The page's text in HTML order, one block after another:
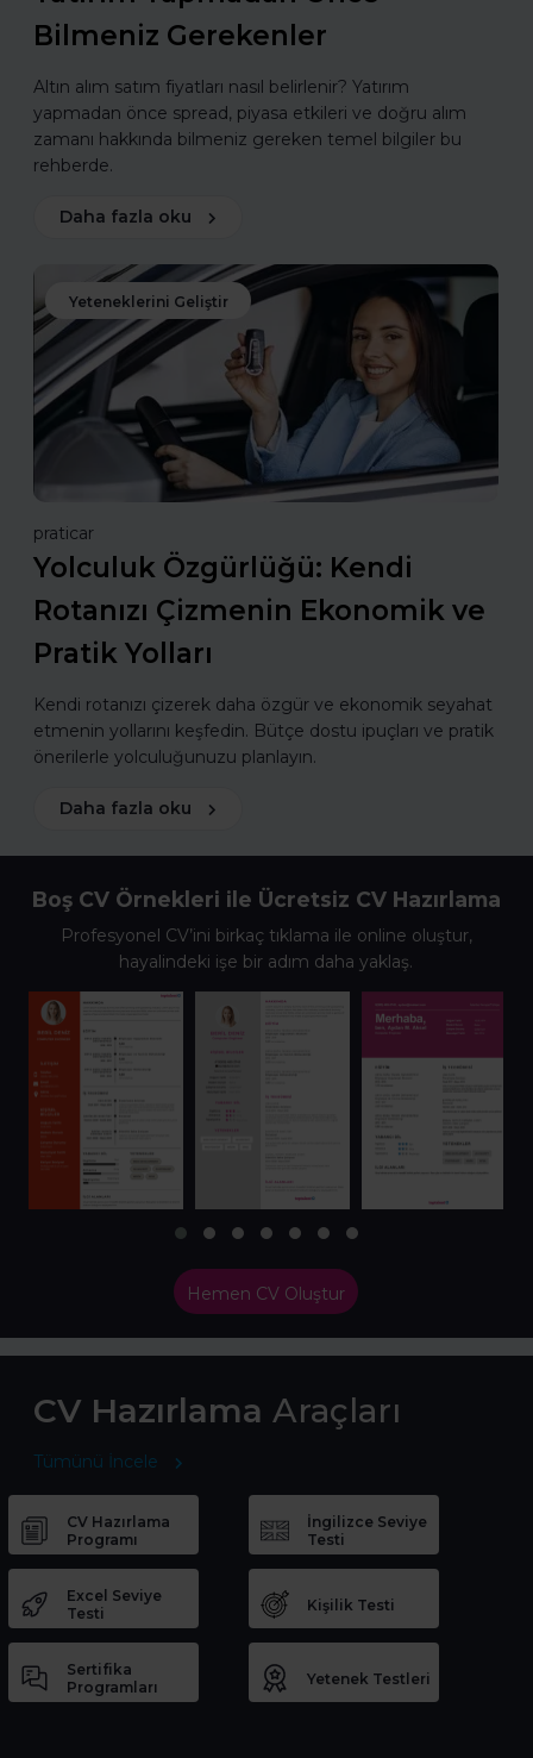
Bilmeniz Gerekenler
Altın alım satım fiyatları nasıl belirlenir? Yatırım
yapmadan önce spread, piyasa etkileri ve doğru alım
zamanı hakkında bilmeniz gereken temel bilgiler bu
rehberde.
Daha fazla oku
Yeteneklerini Geliştir
praticar
Yolculuk Özgürlüğü: Kendi
Rotanızı Çizmenin Ekonomik ve
Pratik Yolları
Kendi rotanızı çizerek daha özgür ve ekonomik seyahat
etmenin yollarını keşfedin. Bütçe dostu ipuçları ve pratik
önerilerle yolculuğunuzu planlayın.
Daha fazla oku
Boş CV Örnekleri ile Ücretsiz CV Hazırlama
Profesyonel CV’ini birkaç tıklama ile online oluştur,
hayalindeki işe bir adım daha yaklaş.
Hemen CV Oluştur
CV Hazırlama Araçları
Tümünü İncele
CV Hazırlama
Programı
İngilizce Seviye
Testi
Excel Seviye
Testi
Kişilik Testi
Sertifika
Programları
Yetenek Testleri